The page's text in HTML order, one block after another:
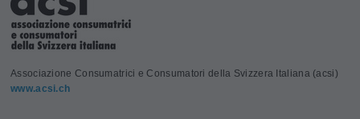
Associazione Consumatrici e Consumatori della Svizzera Italiana (acsi)
www.acsi.ch